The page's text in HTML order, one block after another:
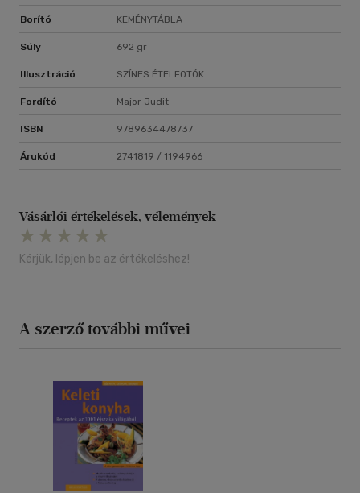
Borító KEMÉNYTÁBLA
Súly 692 gr
Illusztráció SZÍNES ÉTELFOTÓK
Fordító Major Judit
ISBN 9789634478737
Árukód 2741819 / 1194966
Vásárlói értékelések, vélemények
Kérjük, lépjen be az értékeléshez!
A szerző további művei